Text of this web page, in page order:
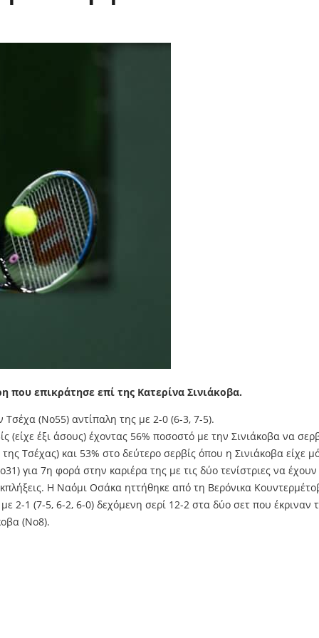
που επικράτησε επί της Κατερίνα Σινιάκοβα.
Τσέχα (Νο55) αντίπαλη της με 2-0 (6-3, 7-5).
(είχε έξι άσους) έχοντας 56% ποσοστό με την Σινιάκοβα να
Τσέχας) και 53% στο δεύτερο σερβίς όπου η Σινιάκοβα είχε
για 7η φορά στην καριέρα της με τις δύο τενίστριες να έχουν
Η Ναόμι Οσάκα ηττήθηκε από τη Βερόνικα
2-1 (7-5, 6-2, 6-0) δεχόμενη σερί 12-2 στα δύο σετ που
(Νο8).